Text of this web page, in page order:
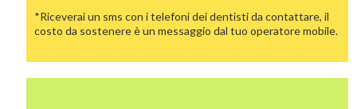
*Riceverai un sms con i telefoni dei dentisti da contattare, il
costo da sostenere è un messaggio dal tuo operatore mobile.